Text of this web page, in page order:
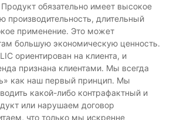
обязательно имеет высокое
производительность, длительный
применение. Это может
большую экономическую ценность.
ориентирован на клиента, и
признана клиентами. Мы всегда
как наш первый принцип. Мы
какой-либо контрафактный и
или нарушаем договор
что только мы искренне